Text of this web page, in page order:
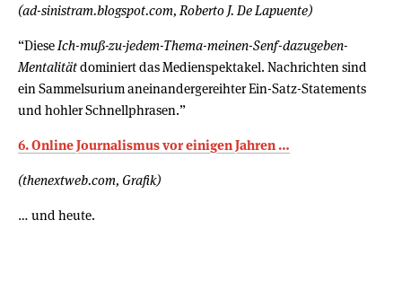
(ad-sinistram.blogspot.com, Roberto J. De Lapuente)
“Diese Ich-muß-zu-jedem-Thema-meinen-Senf-dazugeben-
Mentalitätdominiert das Medienspektakel. Nachrichten sind
ein Sammelsurium aneinandergereihter Ein-Satz-Statements
und hohler Schnellphrasen.”
6. Online Journalismus vor einigen Jahren …
(thenextweb.com, Grafik)
… und heute.